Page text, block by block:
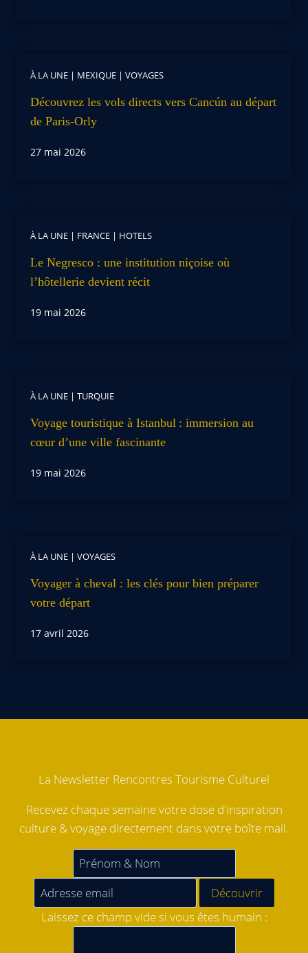
À LA UNE | MEXIQUE | VOYAGES
Découvrez les vols directs vers Cancún au départ
de Paris-Orly
27 mai 2026
À LA UNE | FRANCE | HOTELS
Le Negresco : une institution niçoise où
l’hôtellerie devient récit
19 mai 2026
À LA UNE | TURQUIE
Voyage touristique à Istanbul : immersion au
cœur d’une ville fascinante
19 mai 2026
À LA UNE | VOYAGES
Voyager à cheval : les clés pour bien préparer
votre départ
17 avril 2026
La Newsletter Rencontres Tourisme Culturel
Recevez chaque semaine votre dose d'inspiration
culture & voyage directement dans votre boîte mail.
Laissez ce champ vide si vous êtes humain :